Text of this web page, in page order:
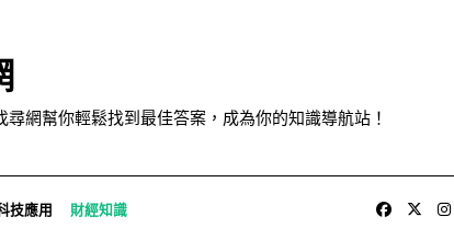
網幫你輕鬆找到最佳答案，成為你的知識導航站！
技應用 財經知識